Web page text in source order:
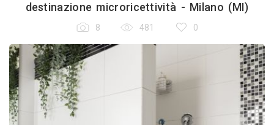
destinazione microricettività - Milano (MI)
8 481 0